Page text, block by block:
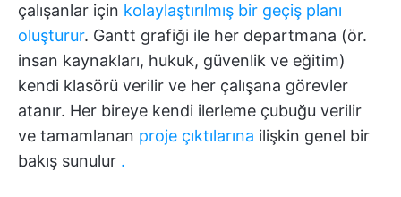
çalışanlar için kolaylaştırılmış bir geçiş planı
oluşturur. Gantt grafiği ile her departmana (ör.
insan kaynakları, hukuk, güvenlik ve eğitim)
kendi klasörü verilir ve her çalışana görevler
atanır. Her bireye kendi ilerleme çubuğu verilir
ve tamamlanan proje çıktılarına ilişkin genel bir
bakış sunulur .